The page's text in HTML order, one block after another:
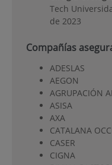
Tech
de 2023
Compañías
ADESLAS
AEGON
AGRUPACIÓN
ASISA
AXA
CATALANA
CASER
CIGNA